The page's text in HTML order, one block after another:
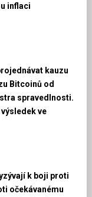
inflaci
kauzu
Bitcoinů od
spravedlnosti.
ve
k boji proti
očekávanému